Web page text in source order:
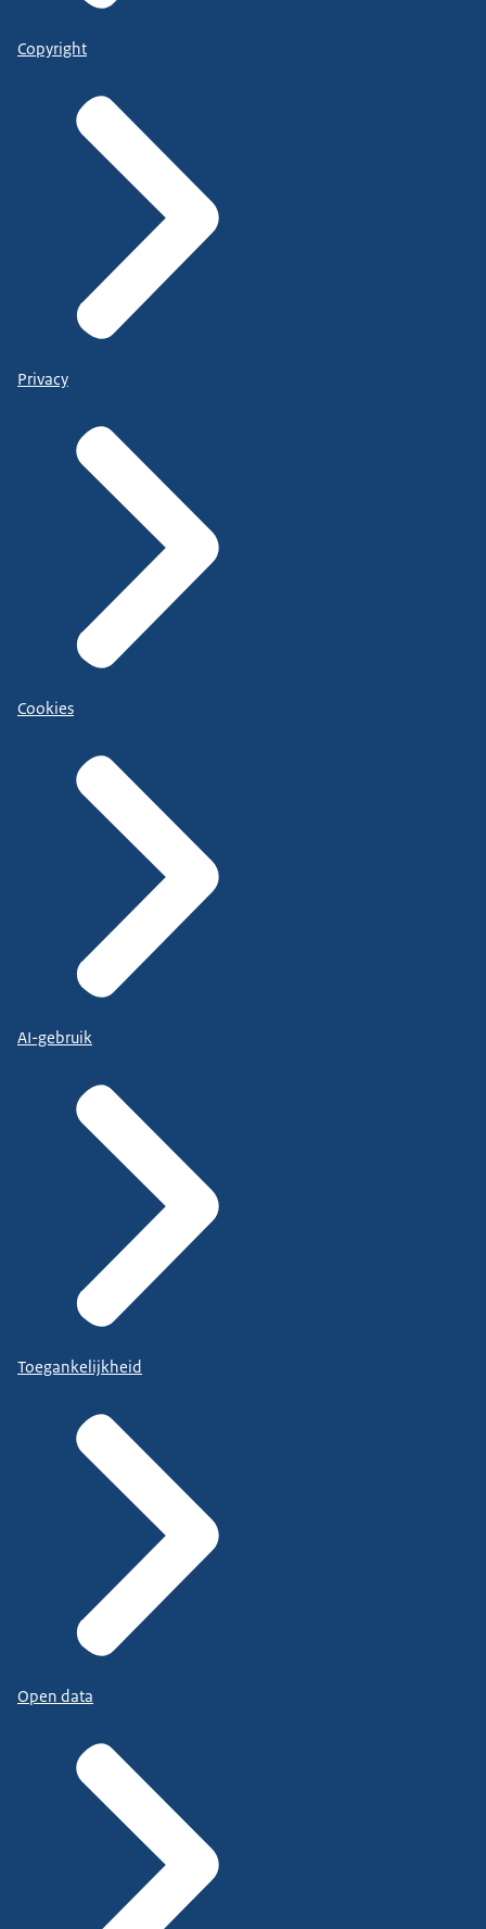
Copyright
Privacy
Cookies
AI-gebruik
Toegankelijkheid
Open data